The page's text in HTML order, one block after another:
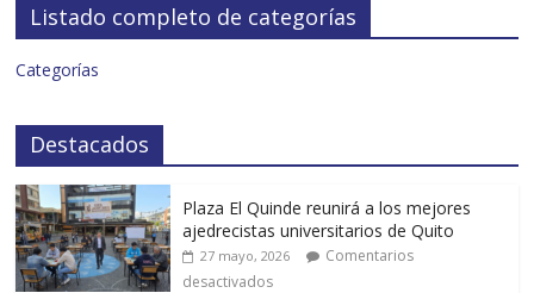
Listado completo de categorías
Categorías
Destacados
Plaza El Quinde reunirá a los mejores
ajedrecistas universitarios de Quito
27 mayo, 2026
Comentarios
desactivados